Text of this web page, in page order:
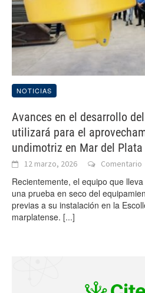
NOTICIAS
Avances en el desarrollo
utilizará para el
undimotriz en Mar del Plata
12 marzo, 2026 Comentario
Recientemente, el equipo que
una prueba en seco del
previas a su instalación en la
marplatense. [...]